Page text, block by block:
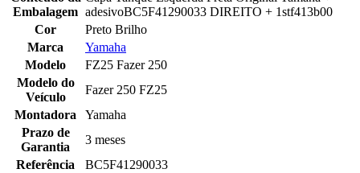
Embalagem adesivoBC5F41290033 DIREITO + 1stf413b00
Cor
Preto Brilho
Marca
Yamaha
Modelo
FZ25 Fazer 250
Modelo do
Veículo
Fazer 250 FZ25
Montadora
Yamaha
Prazo de
Garantia
3 meses
Referência
BC5F41290033